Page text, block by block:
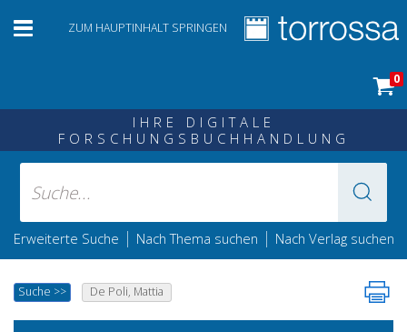
ZUM HAUPTINHALT SPRINGEN
0
IHRE DIGITALE
FORSCHUNGSBUCHHANDLUNG
Erweiterte Suche | Nach Thema suchen | Nach Verlag suchen
Suche >> De Poli, Mattia